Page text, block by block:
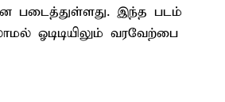
படைத்துள்ளது. இந்த படம்
ஓடிடியிலும் வரவேற்பை